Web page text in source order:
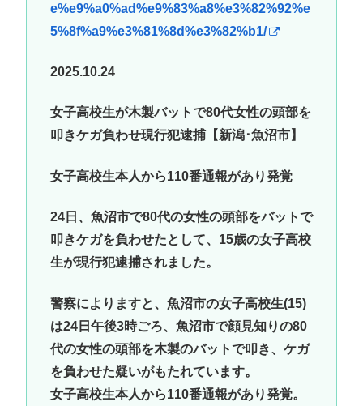
e%e9%a0%ad%e9%83%a8%e3%82%92%e
5%8f%a9%e3%81%8d%e3%82%b1/
2025.10.24
女子高校生が木製バットで80代女性の頭部を
叩きケガ負わせ現行犯逮捕【新潟･魚沼市】
女子高校生本人から110番通報があり発覚
24日、魚沼市で80代の女性の頭部をバットで
叩きケガを負わせたとして、15歳の女子高校
生が現行犯逮捕されました。
警察によりますと、魚沼市の女子高校生(15)
は24日午後3時ごろ、魚沼市で顔見知りの80
代の女性の頭部を木製のバットで叩き、ケガ
を負わせた疑いがもたれています。
女子高校生本人から110番通報があり発覚。